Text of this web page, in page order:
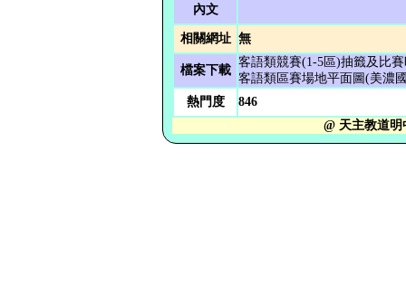
內文
相關網址 無
檔案下載
客語類競賽(1-5區)抽籤及比
客語類區賽場地平面圖(美濃
熱門度
846
@ 天主教道